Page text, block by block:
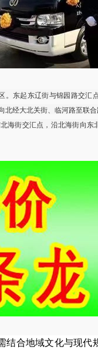
。东起东辽街与锦园路交
北经大北关街、临河路至联
海街交汇点，沿北海街向
结合地域文化与现